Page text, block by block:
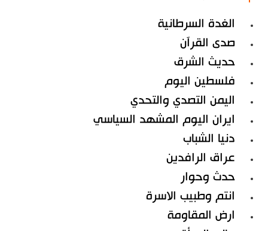
الغدة السرطانية
صدى القرآن
حديث الشرق
فلسطين اليوم
اليمن التصدي والتحدي
ايران اليوم المشهد السياسي
دنيا الشباب
عراق الرافدين
حدث وحوار
انتم وطبيب الاسرة
ارض المقاومة